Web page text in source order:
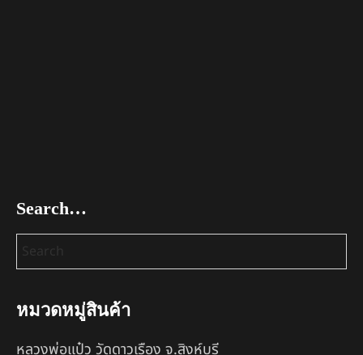
Search…
หมวดหมู่สินค้า
หลวงพ่อแป๋ว วัดดาวเรือง จ.สิงห์บุรี